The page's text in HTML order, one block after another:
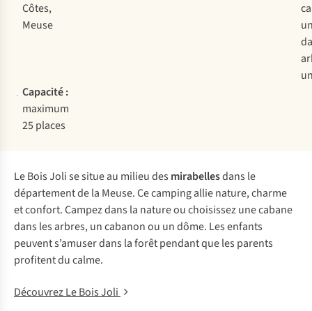
Côtes,
Meuse
Capacité :
maximum
25 places
Le Bois Joli se situe au milieu des mirabellesdans le
département de la Meuse. Ce camping allie nature, charme
et confort. Campez dans la nature ou choisissez une cabane
dans les arbres, un cabanon ou un dôme. Les enfants
peuvent s’amuser dans la forêt pendant que les parents
profitent du calme.
Découvrez Le Bois Joli